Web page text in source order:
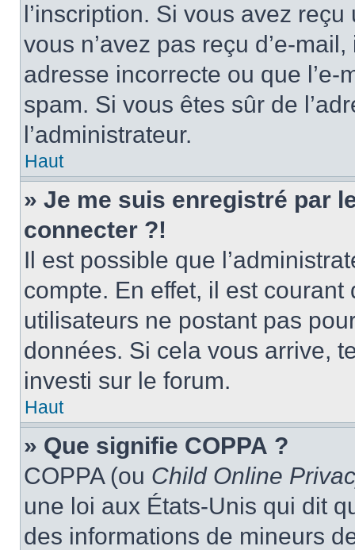
l’inscription. Si vous avez
vous n’avez pas reçu d’e-
adresse incorrecte ou que
spam. Si vous êtes sûr de
l’administrateur.
Haut
» Je me suis enregistré par
connecter ?!
Il est possible que
compte. En effet, il est
utilisateurs ne postant pas
données. Si cela vous arrive,
investi sur le forum.
Haut
» Que signifie COPPA ?
COPPA (ou Child Online
une loi aux États-Unis qui dit
des informations de mineurs